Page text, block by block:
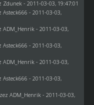
Zdunek - 2011-03-03, 19:47:01
Asteck666 - 2011-03-03,
ADM_Henrik - 2011-03-03,
Asteck666 - 2011-03-03,
ADM_Henrik - 2011-03-03,
Asteck666 - 2011-03-03,
ADM_Henrik - 2011-03-03,